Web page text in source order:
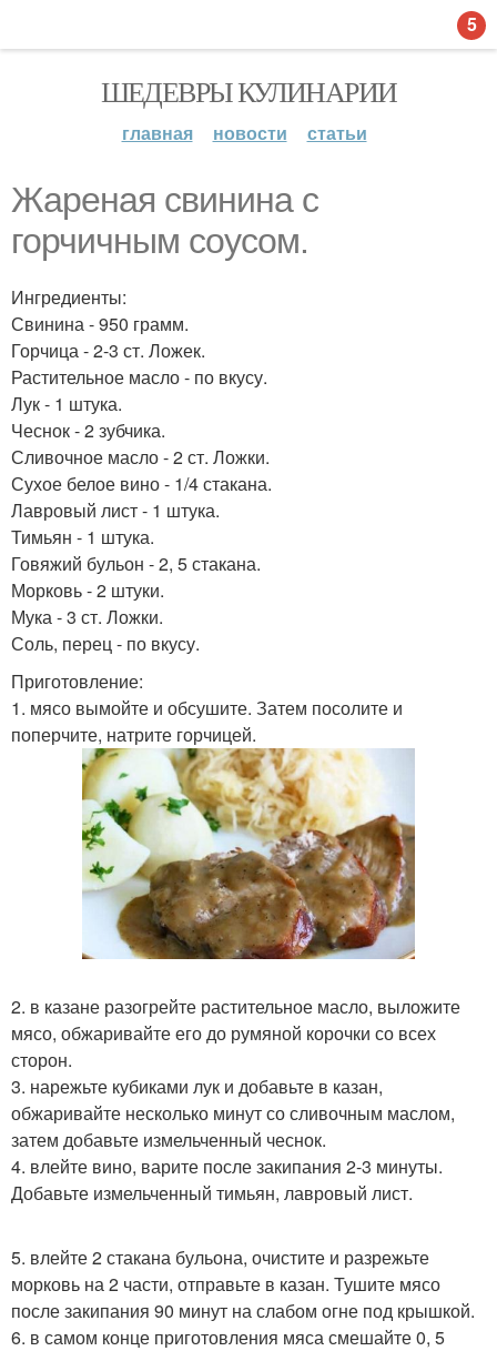
ШЕДЕВРЫ КУЛИНАРИИ
главная новости статьи
Жареная свинина с
горчичным соусом.
Ингредиенты:
Свинина - 950 грамм.
Горчица - 2-3 ст. Ложек.
Растительное масло - по вкусу.
Лук - 1 штука.
Чеснок - 2 зубчика.
Сливочное масло - 2 ст. Ложки.
Сухое белое вино - 1/4 стакана.
Лавровый лист - 1 штука.
Тимьян - 1 штука.
Говяжий бульон - 2, 5 стакана.
Морковь - 2 штуки.
Мука - 3 ст. Ложки.
Соль, перец - по вкусу.
Приготовление:
1. мясо вымойте и обсушите. Затем посолите и
поперчите, натрите горчицей.
2. в казане разогрейте растительное масло, выложите
мясо, обжаривайте его до румяной корочки со всех
сторон.
3. нарежьте кубиками лук и добавьте в казан,
обжаривайте несколько минут со сливочным маслом,
затем добавьте измельченный чеснок.
4. влейте вино, варите после закипания 2-3 минуты.
Добавьте измельченный тимьян, лавровый лист.
5. влейте 2 стакана бульона, очистите и разрежьте
морковь на 2 части, отправьте в казан. Тушите мясо
после закипания 90 минут на слабом огне под крышкой.
6. в самом конце приготовления мяса смешайте 0, 5
5